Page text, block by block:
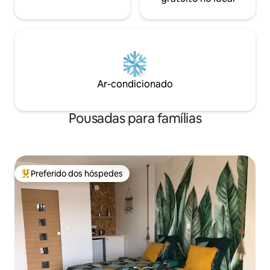
Ar-condicionado
Pousadas para famílias
Entre os melhores preferidos dos hóspedes
Preferido dos hóspedes